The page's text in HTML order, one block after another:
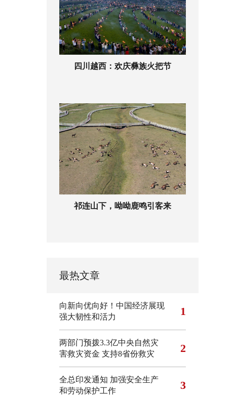
四川越西：欢庆彝族火把节
祁连山下，呦呦鹿鸣引客来
最热文章
向新向优向好！中国经济展现
强大韧性和活力
1
两部门预拨3.3亿中央自然灾
害救灾资金 支持8省份救灾
2
全总印发通知 加强安全生产
和劳动保护工作
3